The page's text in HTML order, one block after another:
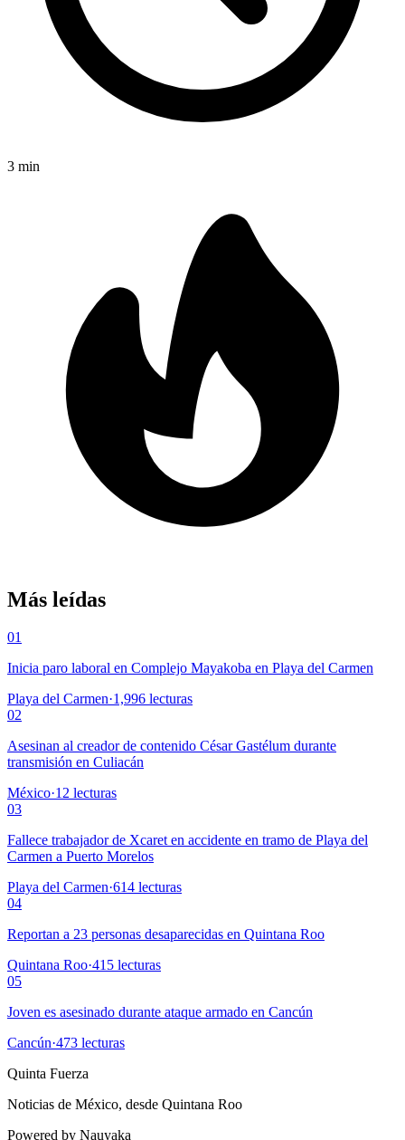
3 min
Más leídas
01
Inicia paro laboral en Complejo Mayakoba en Playa del Carmen
Playa del Carmen·1,996 lecturas
02
Asesinan al creador de contenido César Gastélum durante
transmisión en Culiacán
México·12 lecturas
03
Fallece trabajador de Xcaret en accidente en tramo de Playa del
Carmen a Puerto Morelos
Playa del Carmen·614 lecturas
04
Reportan a 23 personas desaparecidas en Quintana Roo
Quintana Roo·415 lecturas
05
Joven es asesinado durante ataque armado en Cancún
Cancún·473 lecturas
Quinta Fuerza
Noticias de México, desde Quintana Roo
Powered by Nauyaka